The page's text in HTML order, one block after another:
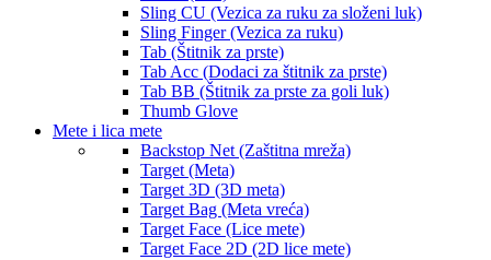
Sight part
Sight Pin (Vizir za nišan)
Sight Pin Acc (Dodaci za vizir za nišan)
Silencer (Skupljač vibracije za tetivu)
Spacer (Distancer)
Stabilizer (Stabilizator)
Stabilizer Acc (Oprema za stabilizator)
Stabilizer Hunter (Stabilizator za lov)
Stabilizer Short (Kratki stbilizator)
String (Tetiva)
String Acc (Dodaci za tetivu)
String CU (Tetiva za složeni luk)
String Stopper (Zaustavljač tetive)
Sling CU (Vezica za ruku za složeni luk)
Sling Finger (Vezica za ruku)
Tab (Štitnik za prste)
Tab Acc (Dodaci za štitnik za prste)
Tab BB (Štitnik za prste za goli luk)
Thumb Glove
Mete i lica mete
Backstop Net (Zaštitna mreža)
Target (Meta)
Target 3D (3D meta)
Target Bag (Meta vreća)
Target Face (Lice mete)
Target Face 2D (2D lice mete)